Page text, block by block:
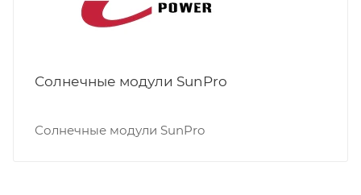
Солнечные модули SunPro
Солнечные модули SunPro